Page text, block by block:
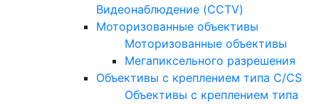
Видеонаблюдение (CCTV)
Моторизованные объективы
Моторизованные объективы
Мегапиксельного разрешения
Объективы с креплением типа C/CS
Объективы с креплением типа